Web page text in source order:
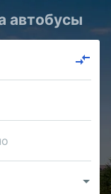
автобусы